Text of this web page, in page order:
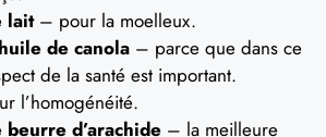
lait– pour la moelleux.
de canola – parce que dans ce
de la santé est important.
l’homogénéité.
d’arachide – la meilleure